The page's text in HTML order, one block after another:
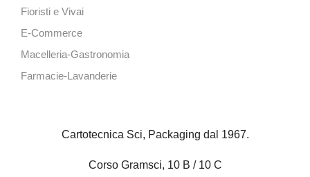
Fioristi e Vivai
E-Commerce
Macelleria-Gastronomia
Farmacie-Lavanderie
Cartotecnica Sci, Packaging dal 1967.
Corso Gramsci, 10 B / 10 C